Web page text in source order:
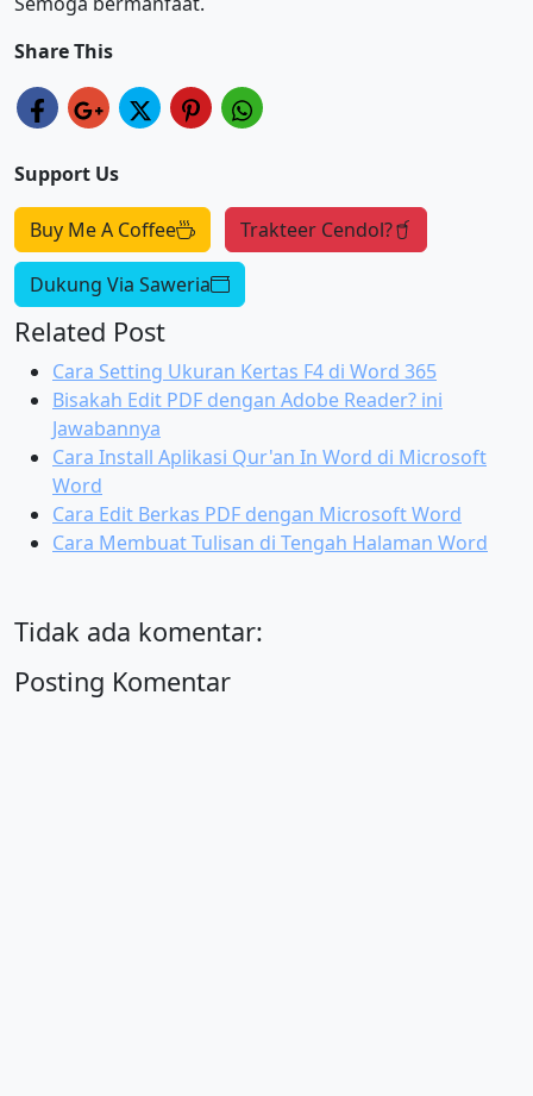
Share This
Support Us
Buy Me A Coffee Trakteer Cendol?
Dukung Via Saweria
Related Post
Cara Setting Ukuran Kertas F4 di Word 365
Bisakah Edit PDF dengan Adobe Reader? ini
Jawabannya
Cara Install Aplikasi Qur'an In Word di Microsoft
Word
Cara Edit Berkas PDF dengan Microsoft Word
Cara Membuat Tulisan di Tengah Halaman Word
Tidak ada komentar:
Posting Komentar